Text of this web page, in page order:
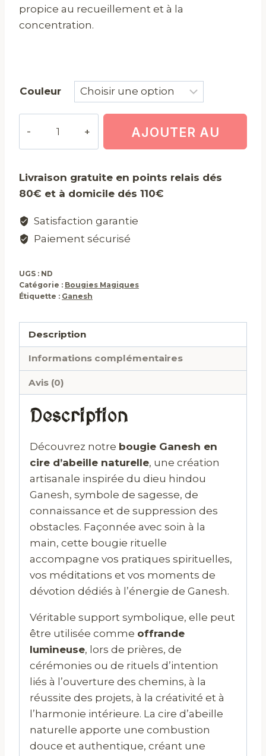
propice au recueillement et à la
concentration.
Couleur
AJOUTER AU
Livraison gratuite en points relais dés
80€ et à domicile dés 110€
Satisfaction garantie
Paiement sécurisé
UGS : ND
Catégorie : Bougies Magiques
Étiquette : Ganesh
Description
Informations complémentaires
Avis (0)
Description
Découvrez notre bougie Ganesh en
cire d’abeille naturelle, une création
artisanale inspirée du dieu hindou
Ganesh, symbole de sagesse, de
connaissance et de suppression des
obstacles. Façonnée avec soin à la
main, cette bougie rituelle
accompagne vos pratiques spirituelles,
vos méditations et vos moments de
dévotion dédiés à l’énergie de Ganesh.
Véritable support symbolique, elle peut
être utilisée comme offrande
lumineuse, lors de prières, de
cérémonies ou de rituels d’intention
liés à l’ouverture des chemins, à la
réussite des projets, à la créativité et à
l’harmonie intérieure. La cire d’abeille
naturelle apporte une combustion
douce et authentique, créant une